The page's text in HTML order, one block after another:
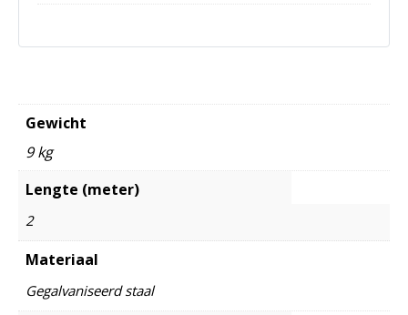
Gewicht
9 kg
Lengte (meter)
2
Materiaal
Gegalvaniseerd staal